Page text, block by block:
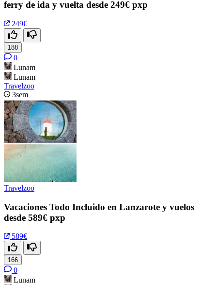
ferry de ida y vuelta desde 249€ pxp
249€
188
0
Lunam
Lunam
Travelzoo
3sem
Travelzoo
Vacaciones Todo Incluido en Lanzarote y vuelos
desde 589€ pxp
589€
166
0
Lunam